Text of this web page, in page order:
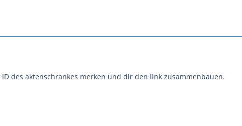
des aktenschrankes merken und dir den link zusammenbauen.